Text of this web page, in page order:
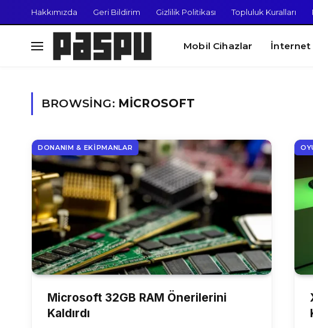
Hakkımızda Geri Bildirim Gizlilik Politikası Topluluk Kuralları
Mobil Cihazlar İnternet
BROWSING: MICROSOFT
DONANIM & EKIPMANLAR
Microsoft 32GB RAM Önerilerini
Kaldırdı